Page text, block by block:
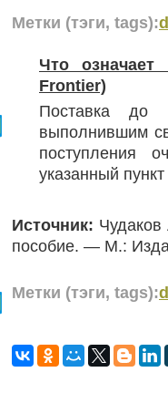
Метки (тэги, tags):
Что
Frontier)
Поставка до
выполнившим
поступления
указанный
Источник: Чудаков
пособие. — М.:
Метки (тэги, tags):